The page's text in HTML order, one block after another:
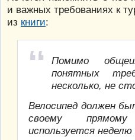
и важных требованиях к
из книги:
Помимо
понятных
несколько, не
Велосипед должен
своему
используется неделю